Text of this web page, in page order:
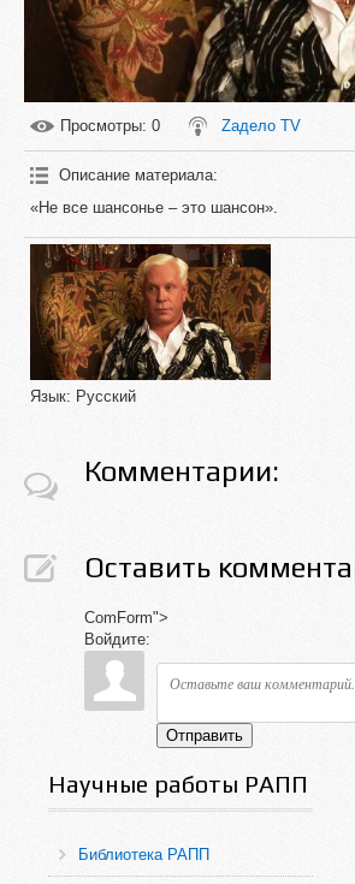
Просмотры: 0 Zадело TV
Описание материала:
«Не все шансонье – это шансон».
Язык: Русский
Комментарии:
Оставить
ComForm">
Войдите:
Отправить
Научные работы РАПП
Библиотека РАПП